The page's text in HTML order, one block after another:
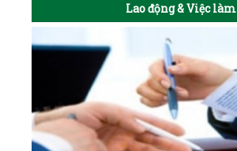
Lao động & Việc làm